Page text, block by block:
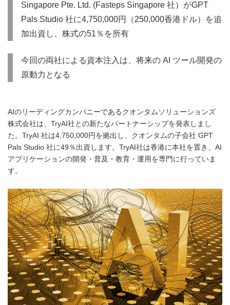
Singapore Pte. Ltd. (Fasteps Singapore 社）がGPT
Pals Studio 社に4,750,000円（250,000香港ドル）を追
加出資し、株式の51％を所有
今回の両社による資本注入は、将来の AI ツール開発の
原動力となる
AIのリーディングカンパニーであるクオンタムソリューションズ
株式会社は、TryAI社との新たなパートナーシップを発表しまし
た。TryAI 社は4,750,000円を拠出し、クオンタムの子会社 GPT
Pals Studio 社に49％出資します。TryAI社は香港に本社を置き、AI
アプリケーションの開発・普及・教育・運用を専門に行っていま
す。